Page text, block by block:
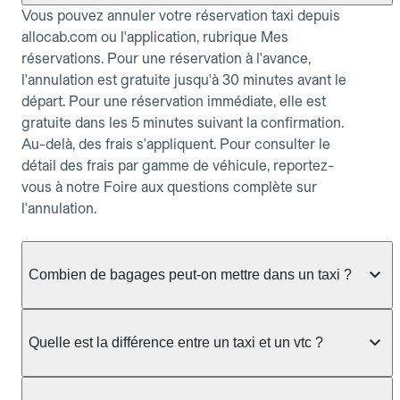
Vous pouvez annuler votre réservation taxi depuis
allocab.com ou l'application, rubrique Mes
réservations. Pour une réservation à l'avance,
l'annulation est gratuite jusqu'à 30 minutes avant le
départ. Pour une réservation immédiate, elle est
gratuite dans les 5 minutes suivant la confirmation.
Au-delà, des frais s'appliquent. Pour consulter le
détail des frais par gamme de véhicule, reportez-
vous à notre Foire aux questions complète sur
l'annulation.
Combien de bagages peut-on mettre dans un taxi ?
taxi berline accueille en général jusqu'à 3 bagages
ou nombreux, précisez-le dans le champ "Message
Quelle est la différence entre un taxi et un vtc ?